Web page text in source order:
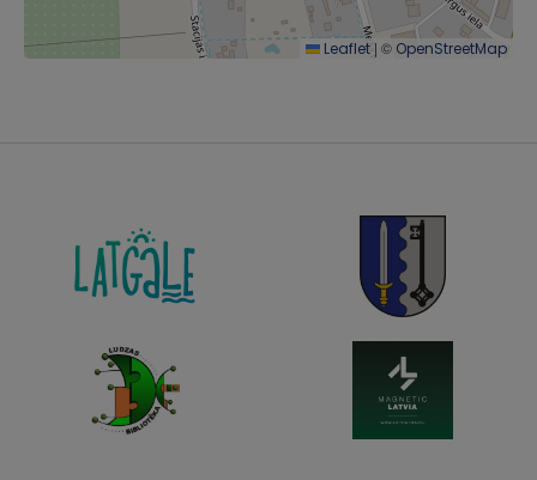
Leaflet | © OpenStreetMap